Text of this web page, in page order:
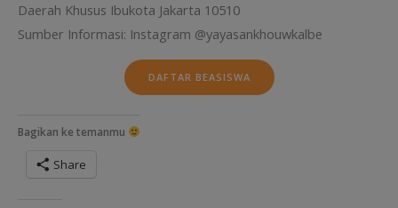
Daerah Khusus Ibukota Jakarta 10510
Sumber Informasi: Instagram @yayasankhouwkalbe
DAFTAR BEASISWA
Bagikan ke temanmu
Share